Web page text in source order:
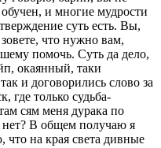
и многие мудрости
суть есть. Вы,
что нужно вам,
помочь. Суть да дело,
окаянный, таки
и договорились слово за
где только судьба-
сям меня дурака по
В общем получаю я
на края света дивные